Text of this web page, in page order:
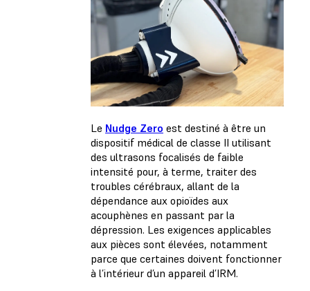
Le Nudge Zero est destiné à être un
dispositif médical de classe II utilisant
des ultrasons focalisés de faible
intensité pour, à terme, traiter des
troubles cérébraux, allant de la
dépendance aux opioïdes aux
acouphènes en passant par la
dépression. Les exigences applicables
aux pièces sont élevées, notamment
parce que certaines doivent fonctionner
à l’intérieur d’un appareil d’IRM.